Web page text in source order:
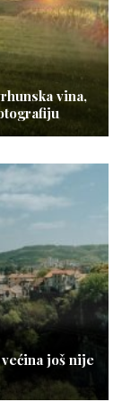
vina,
još nije